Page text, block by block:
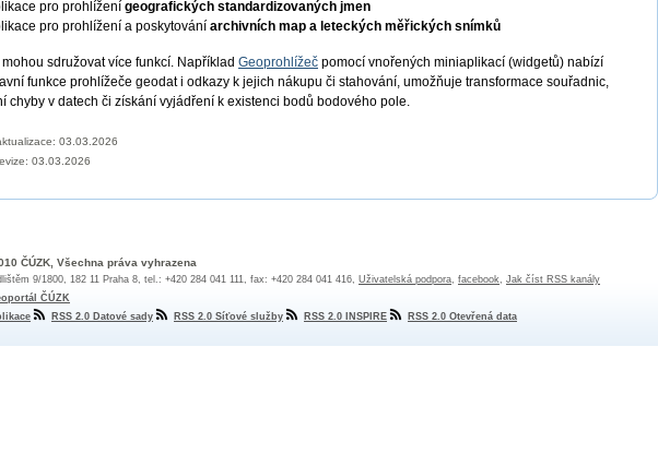
pro prohlížení geografických standardizovaných jmen
pro prohlížení a poskytování archivních map a leteckých měřických snímků
sdružovat více funkcí. Například Geoprohlížeč pomocí vnořených miniaplikací (widgetů) nabízí
funkce prohlížeče geodat i odkazy k jejich nákupu či stahování, umožňuje transformace souřadnic,
chyby v datech či získání vyjádření k existenci bodů bodového pole.
03.03.2026
03.03.2026
ČÚZK, Všechna práva vyhrazena
9/1800, 182 11 Praha 8, tel.: +420 284 041 111, fax: +420 284 041 416, Uživatelská podpora, facebook, Jak číst RSS kanály
ČÚZK
RSS 2.0 Datové sady RSS 2.0 Síťové služby RSS 2.0 INSPIRE RSS 2.0 Otevřená data